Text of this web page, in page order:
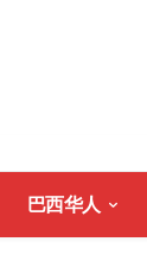
巴西华人